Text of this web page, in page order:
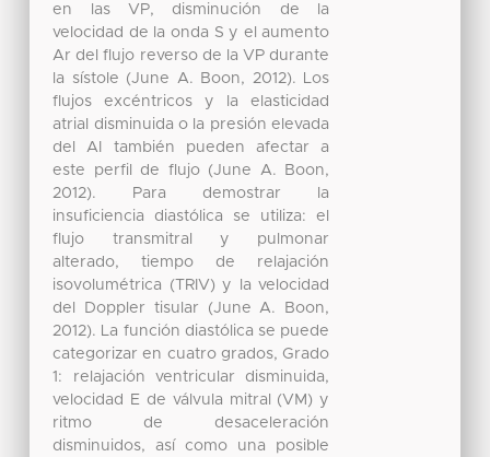
en las VP, disminución de la
velocidad de la onda S y el aumento
Ar del flujo reverso de la VP durante
la sístole (June A. Boon, 2012). Los
flujos excéntricos y la elasticidad
atrial disminuida o la presión elevada
del AI también pueden afectar a
este perfil de flujo (June A. Boon,
2012). Para demostrar la
insuficiencia diastólica se utiliza: el
flujo transmitral y pulmonar
alterado, tiempo de relajación
isovolumétrica (TRIV) y la velocidad
del Doppler tisular (June A. Boon,
2012). La función diastólica se puede
categorizar en cuatro grados, Grado
1: relajación ventricular disminuida,
velocidad E de válvula mitral (VM) y
ritmo de desaceleración
disminuidos, así como una posible